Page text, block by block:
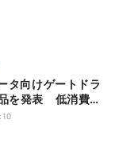
タ向けゲートドラ
を発表 低消費電
化を両立